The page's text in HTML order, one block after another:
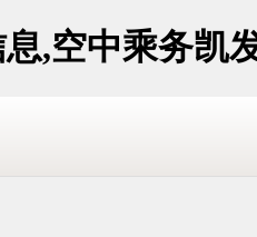
息,空中乘务